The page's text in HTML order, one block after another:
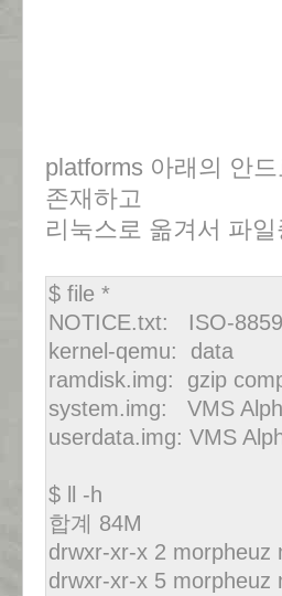
platforms 아래의 안
존재하고
리눅스로 옮겨서 파
$ file *
NOTICE.txt: ISO-
kernel-qemu: data
ramdisk.img: gzip
system.img: VMS
userdata.img: VMS
$ ll -h
합계 84M
drwxr-xr-x 2 morpheuz
drwxr-xr-x 5 morpheuz